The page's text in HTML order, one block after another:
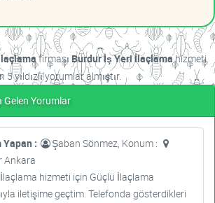
firması Burdur İş Yeri İlaçlamahizmeti
yıldızlı yorumlar almıştır.
Yorumlar
Yapan :
Şaban Sönmez, Konum :
Ankara
hizmeti için Güçlü İlaçlama
iletişime geçtim. Telefonda gösterdikleri